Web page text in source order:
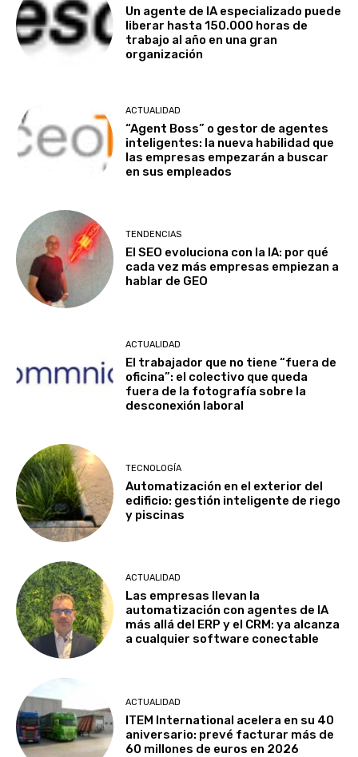
Un agente de IA especializado puede
liberar hasta 150.000 horas de
trabajo al año en una gran
organización
ACTUALIDAD
“Agent Boss” o gestor de agentes
inteligentes: la nueva habilidad que
las empresas empezarán a buscar
en sus empleados
TENDENCIAS
El SEO evoluciona con la IA: por qué
cada vez más empresas empiezan a
hablar de GEO
ACTUALIDAD
El trabajador que no tiene “fuera de
oficina”: el colectivo que queda
fuera de la fotografía sobre la
desconexión laboral
TECNOLOGÍA
Automatización en el exterior del
edificio: gestión inteligente de riego
y piscinas
ACTUALIDAD
Las empresas llevan la
automatización con agentes de IA
más allá del ERP y el CRM: ya alcanza
a cualquier software conectable
ACTUALIDAD
ITEM International acelera en su 40
aniversario: prevé facturar más de
60 millones de euros en 2026